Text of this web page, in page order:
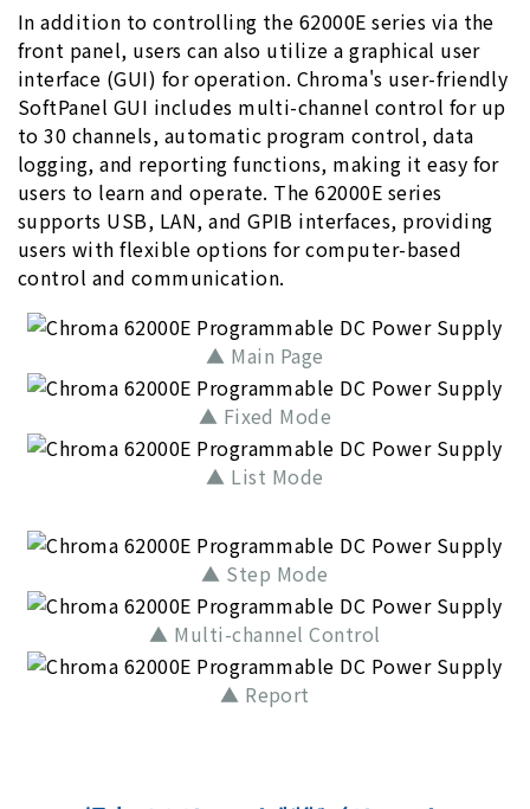
In addition to controlling the 62000E series via the
front panel, users can also utilize a graphical user
interface (GUI) for operation. Chroma's user-friendly
SoftPanel GUI includes multi-channel control for up
to 30 channels, automatic program control, data
logging, and reporting functions, making it easy for
users to learn and operate. The 62000E series
supports USB, LAN, and GPIB interfaces, providing
users with flexible options for computer-based
control and communication.
▲ Main Page
▲ Fixed Mode
▲ List Mode
▲ Step Mode
▲ Multi-channel Control
▲ Report